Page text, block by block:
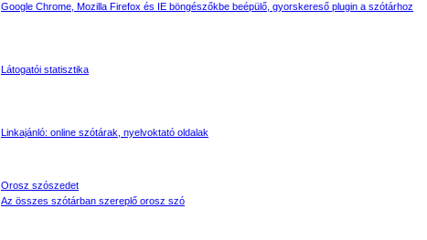
Google Chrome, Mozilla Firefox és IE böngészőkbe beépülő, gyorskereső plugin a szótárhoz
Látogatói statisztika
Linkajánló: online szótárak, nyelvoktató oldalak
Orosz szószedet
Az összes szótárban szereplő orosz szó